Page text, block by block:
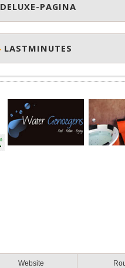
DELUXE-PAGINA
LASTMINUTES
Website